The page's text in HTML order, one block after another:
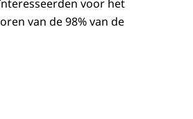
voor het
van de 98% van de